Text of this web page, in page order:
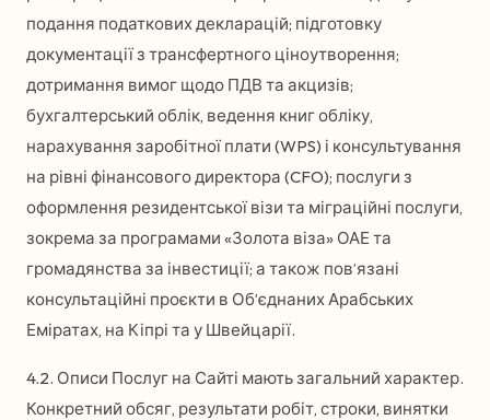
подання податкових декларацій; підготовку
документації з трансфертного ціноутворення;
дотримання вимог щодо ПДВ та акцизів;
бухгалтерський облік, ведення книг обліку,
нарахування заробітної плати (WPS) і консультування
на рівні фінансового директора (CFO); послуги з
оформлення резидентської візи та міграційні послуги,
зокрема за програмами «Золота віза» ОАЕ та
громадянства за інвестиції; а також пов’язані
консультаційні проєкти в Об’єднаних Арабських
Еміратах, на Кіпрі та у Швейцарії.
4.2. Описи Послуг на Сайті мають загальний характер.
Конкретний обсяг, результати робіт, строки, винятки